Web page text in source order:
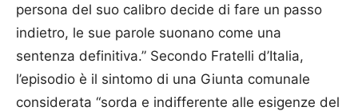
persona del suo calibro decide di fare un passo
indietro, le sue parole suonano come una
sentenza definitiva.” Secondo Fratelli d’Italia,
l’episodio è il sintomo di una Giunta comunale
considerata “sorda e indifferente alle esigenze del